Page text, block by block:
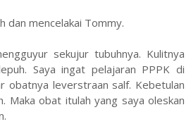
dan mencelakai Tommy.
sekujur tubuhnya. Kulitnya
Saya ingat pelajaran PPPK di
obatnya leverstraan salf. Kebetulan
Maka obat itulah yang saya oleskan